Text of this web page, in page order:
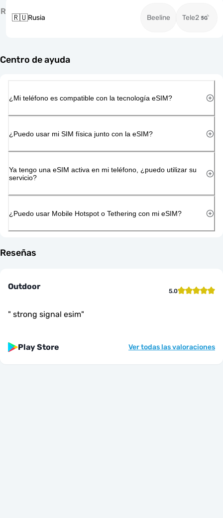
R
🇷🇺Rusia Beeline Tele2
Centro de ayuda
¿Mi teléfono es compatible con la tecnología eSIM?
¿Puedo usar mi SIM física junto con la eSIM?
Ya tengo una eSIM activa en mi teléfono, ¿puedo utilizar su
servicio?
¿Puedo usar Mobile Hotspot o Tethering con mi eSIM?
Reseñas
Outdoor 5.0
" strong signal esim"
Play Store Ver todas las valoraciones